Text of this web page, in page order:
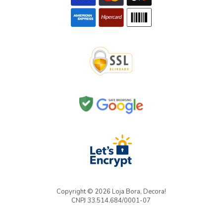
Copyright © 2026 Loja Bora, Decora!
CNPJ 33.514.684/0001-07